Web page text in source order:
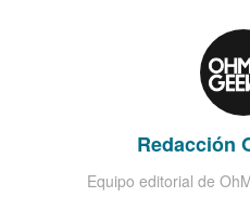
Redacción
Equipo editorial de